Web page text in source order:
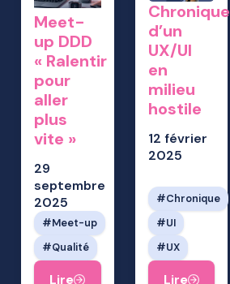
Meet-
up DDD
« Ralentir
pour
aller
plus
vite »
29
septembre
2025
Meet-up
Qualité
Lire
Chronique
d’un
UX/UI
en
milieu
hostile
12 février
2025
Chronique
UI
UX
Lire